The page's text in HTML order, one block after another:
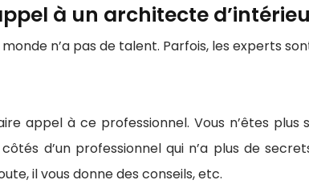
à un architecte
n’a pas de talent. Parfois, les experts
appel à ce professionnel. Vous n’êtes
d’un professionnel qui n’a plus de
il vous donne des conseils, etc.